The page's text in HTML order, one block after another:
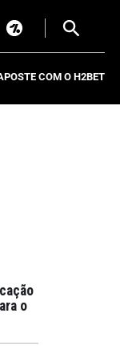
COM O H2BET
o